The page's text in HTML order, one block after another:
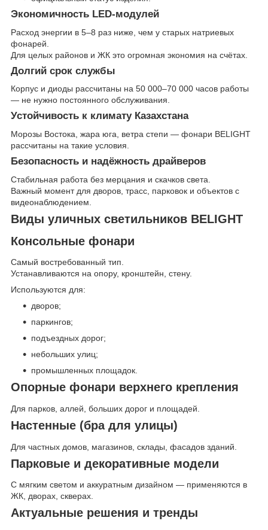
Экономичность LED-модулей
Расход энергии в 5–8 раз ниже, чем у старых натриевых
фонарей.
Для целых районов и ЖК это огромная экономия на счётах.
Долгий срок службы
Корпус и диоды рассчитаны на 50 000–70 000 часов работы
— не нужно постоянного обслуживания.
Устойчивость к климату Казахстана
Морозы Востока, жара юга, ветра степи — фонари BELIGHT
рассчитаны на такие условия.
Безопасность и надёжность драйверов
Стабильная работа без мерцания и скачков света.
Важный момент для дворов, трасс, парковок и объектов с
видеонаблюдением.
Виды уличных светильников BELIGHT
Консольные фонари
Самый востребованный тип.
Устанавливаются на опору, кронштейн, стену.
Используются для:
дворов;
паркингов;
подъездных дорог;
небольших улиц;
промышленных площадок.
Опорные фонари верхнего крепления
Для парков, аллей, больших дорог и площадей.
Настенные (бра для улицы)
Для частных домов, магазинов, склады, фасадов зданий.
Парковые и декоративные модели
С мягким светом и аккуратным дизайном — применяются в
ЖК, дворах, скверах.
Актуальные решения и тренды